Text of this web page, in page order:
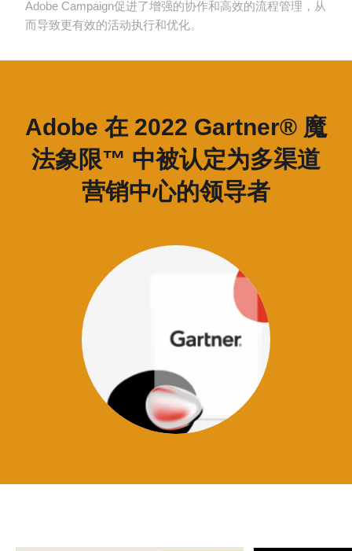
Adobe Campaign促进了增强的协作和高效的流程管理，从
而导致更有效的活动执行和优化。
Adobe 在 2022 Gartner® 魔
法象限™ 中被认定为多渠道
营销中心的领导者